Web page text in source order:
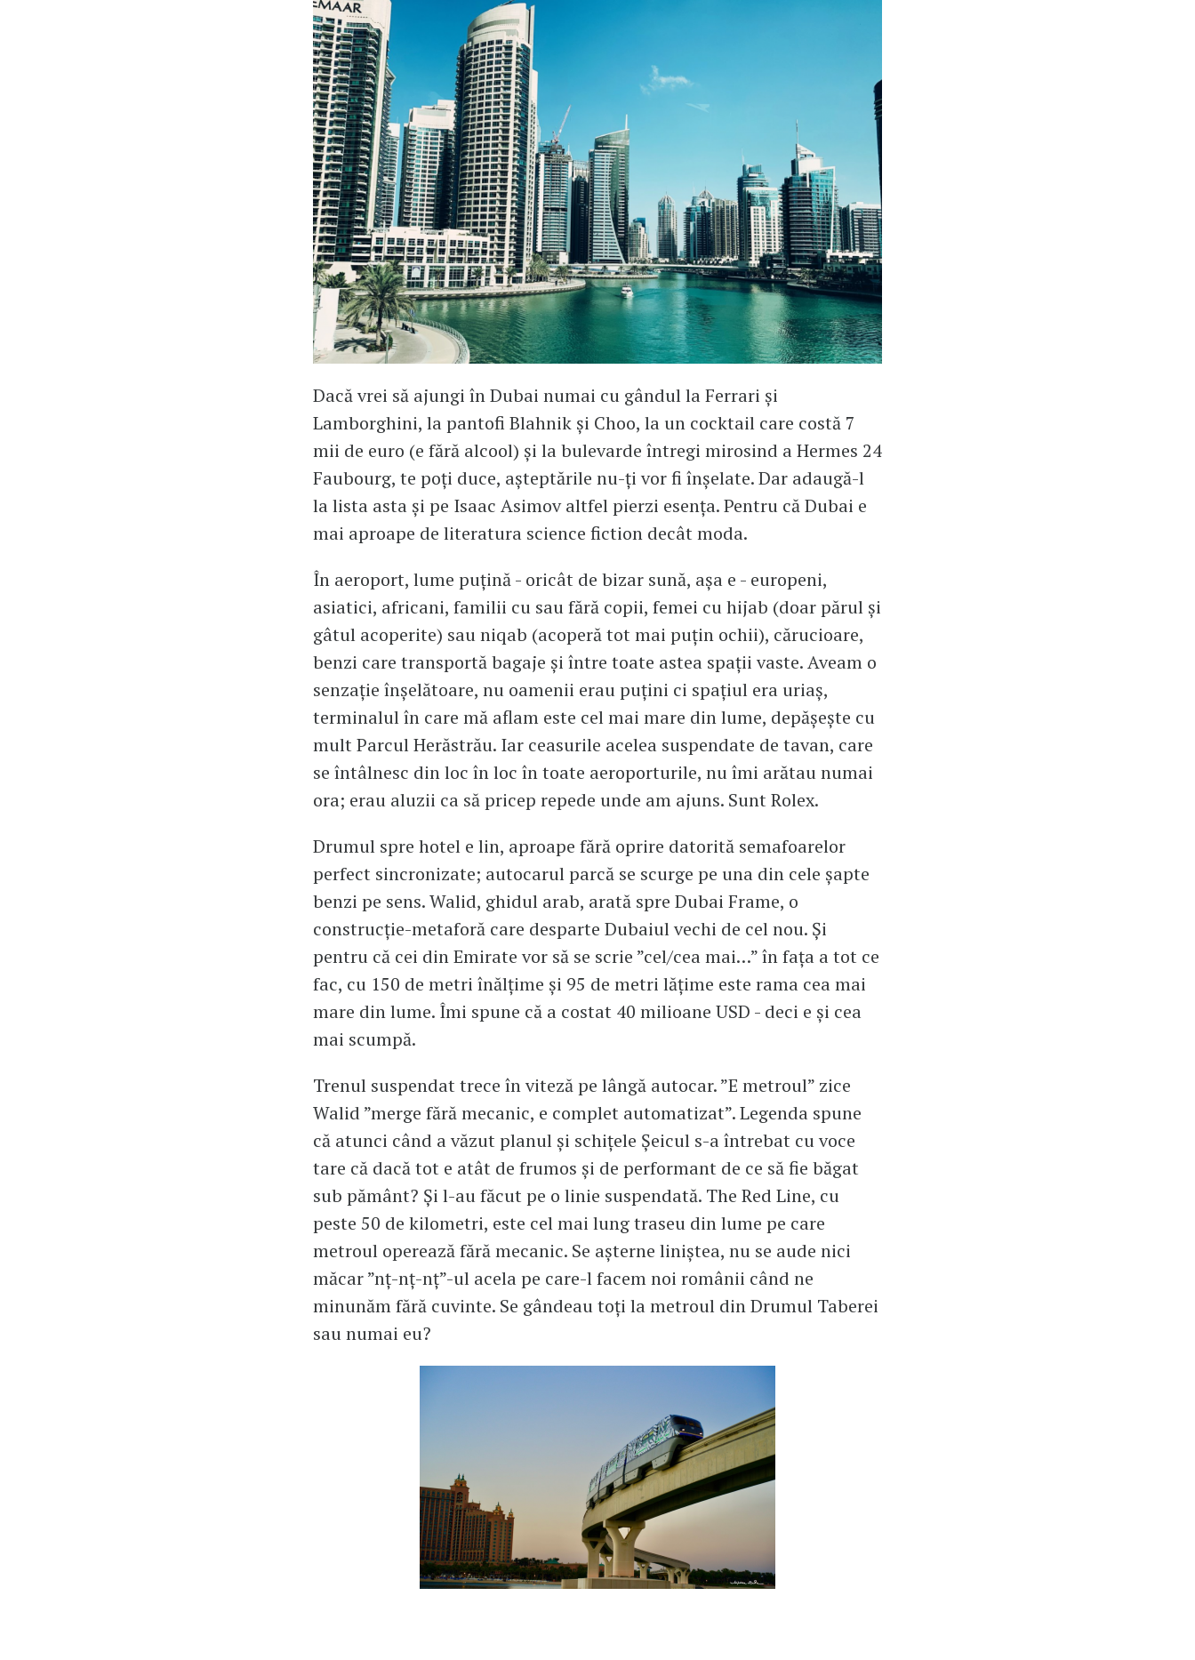
Dacă vrei să ajungi în Dubai numai cu gândul la Ferrari și
Lamborghini, la pantofi Blahnik și Choo, la un cocktail care costă 7
mii de euro (e fără alcool) și la bulevarde întregi mirosind a Hermes 24
Faubourg, te poți duce, așteptările nu-ți vor fi înșelate. Dar adaugă-l
la lista asta și pe Isaac Asimov altfel pierzi esența. Pentru că Dubai e
mai aproape de literatura science fiction decât moda.
În aeroport, lume puțină - oricât de bizar sună, așa e - europeni,
asiatici, africani, familii cu sau fără copii, femei cu hijab (doar părul și
gâtul acoperite) sau niqab (acoperă tot mai puțin ochii), cărucioare,
benzi care transportă bagaje și între toate astea spații vaste. Aveam o
senzație înșelătoare, nu oamenii erau puțini ci spațiul era uriaș,
terminalul în care mă aflam este cel mai mare din lume, depășește cu
mult Parcul Herăstrău. Iar ceasurile acelea suspendate de tavan, care
se întâlnesc din loc în loc în toate aeroporturile, nu îmi arătau numai
ora; erau aluzii ca să pricep repede unde am ajuns. Sunt Rolex.
Drumul spre hotel e lin, aproape fără oprire datorită semafoarelor
perfect sincronizate; autocarul parcă se scurge pe una din cele șapte
benzi pe sens. Walid, ghidul arab, arată spre Dubai Frame, o
construcție-metaforă care desparte Dubaiul vechi de cel nou. Și
pentru că cei din Emirate vor să se scrie ”cel/cea mai…” în fața a tot ce
fac, cu 150 de metri înălțime și 95 de metri lățime este rama cea mai
mare din lume. Îmi spune că a costat 40 milioane USD - deci e și cea
mai scumpă.
Trenul suspendat trece în viteză pe lângă autocar. ”E metroul” zice
Walid ”merge fără mecanic, e complet automatizat”. Legenda spune
că atunci când a văzut planul și schițele Șeicul s-a întrebat cu voce
tare că dacă tot e atât de frumos și de performant de ce să fie băgat
sub pământ? Și l-au făcut pe o linie suspendată. The Red Line, cu
peste 50 de kilometri, este cel mai lung traseu din lume pe care
metroul operează fără mecanic. Se așterne liniștea, nu se aude nici
măcar ”nț-nț-nț”-ul acela pe care-l facem noi românii când ne
minunăm fără cuvinte. Se gândeau toți la metroul din Drumul Taberei
sau numai eu?